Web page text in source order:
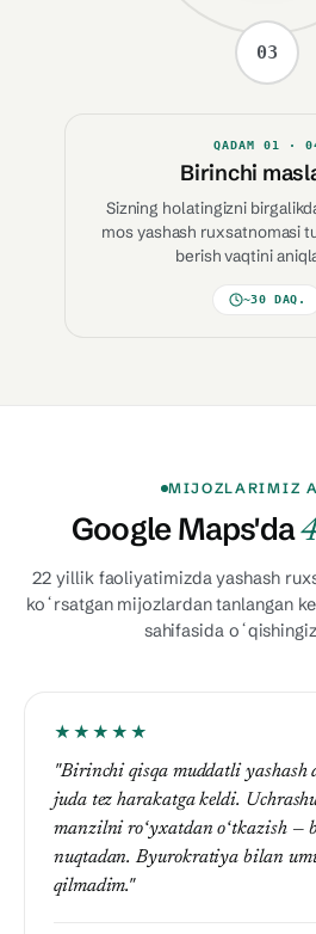
03
QADAM 01 ·
Birinchi
Sizning holatingizni
mos yashash ruxsatnomasi
berish vaqtini
~30 DAQ.
MIJOZLARIMIZ
Google Maps'da
22 yillik faoliyatimizda yashash
koʻrsatgan mijozlardan tanlangan
sahifasida
★★★★★
"Birinchi qisqa muddatli yashash
juda tez harakatga keldi.
manzilni roʻyxatdan oʻtkazish —
nuqtadan. Byurokratiya bilan
qilmadim."
★★★★★
"Chet eldagi vaqtimni tasdiqlash
muddatli yashashga oʻtishdagi
Vural jamoasi har yilni hujjat-
toʻliq topshirildi."
★★★★★
"Oilamiz bilan Turkiyaga koʻchib
yashash jarayonlarimizni ularga
Vositachisiz va shaffof ishlaydilar."